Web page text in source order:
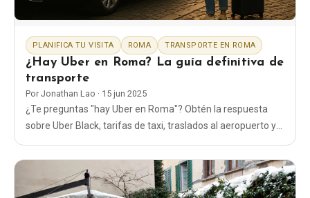
PLANIFICA TU VISITA ROMA TRANSPORTE EN ROMA
¿Hay Uber en Roma? La guía definitiva de
transporte
Por Jonathan Lao · 15 jun 2025
¿Te preguntas "hay Uber en Roma"? Obtén la respuesta
sobre Uber Black, tarifas de taxi, traslados al aeropuerto y